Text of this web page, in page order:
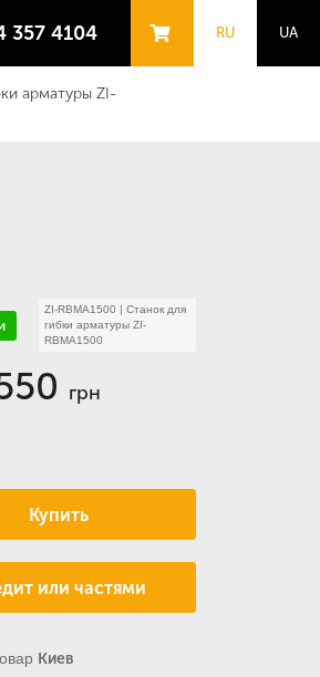
357 4104 RU UA
арматуры ZI-
ZI-RBMA1500 | Станок для
гибки арматуры ZI-
RBMA1500
грн
Купить
или частями
Киев